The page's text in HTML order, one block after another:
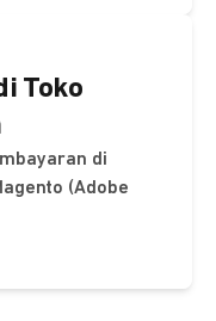
Toko
di
(Adobe